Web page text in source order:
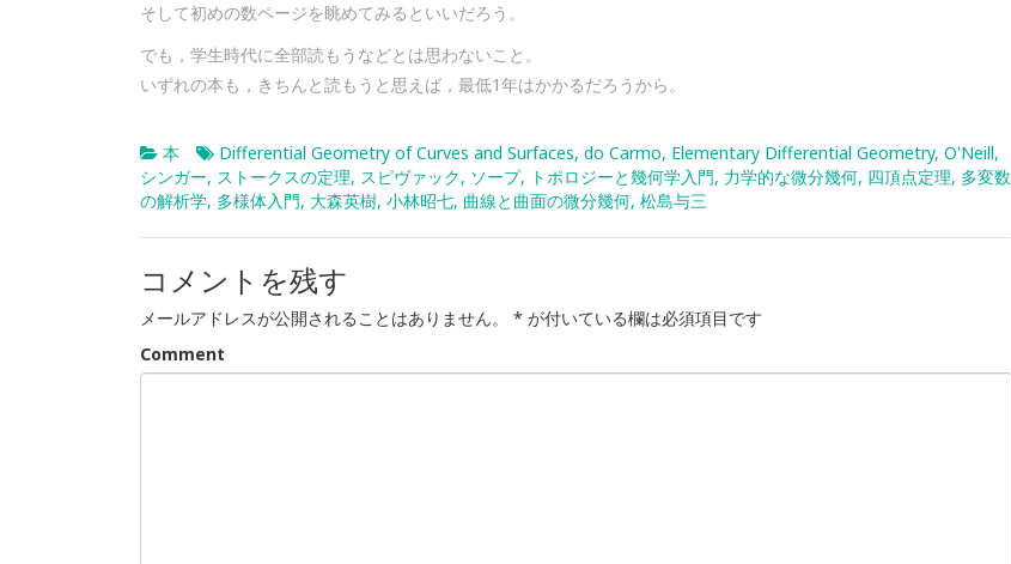
そして初めの数ページを眺めてみるといいだろう。
でも，学生時代に全部読もうなどとは思わないこと。
いずれの本も，きちんと読もうと思えば，最低1年はかかるだろうから。
本 Differential Geometry of Curves and Surfaces, do Carmo, Elementary Differential Geometry, O'Neill,
シンガー, ストークスの定理, スピヴァック, ソープ, トポロジーと幾何学入門, 力学的な微分幾何, 四頂点定理, 多変数
の解析学, 多様体入門, 大森英樹, 小林昭七, 曲線と曲面の微分幾何, 松島与三
コメントを残す
メールアドレスが公開されることはありません。 * が付いている欄は必須項目です
Comment